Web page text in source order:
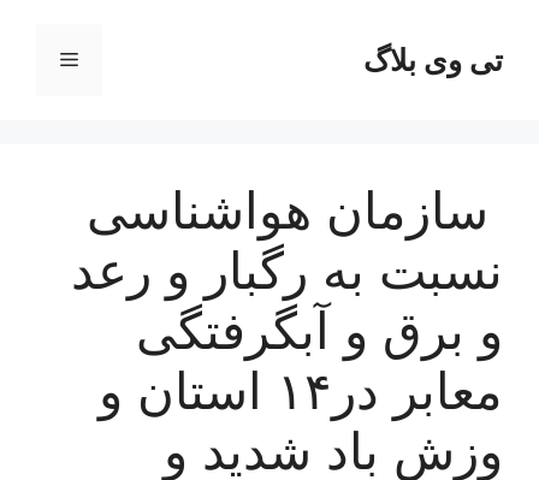
محتواتی وی بلاگ فهرست
سازمان هواشناسی
نسبت به رگبار و رعد
و برق و آبگرفتگی
معابر در۱۴ استان و
وزش باد شدید و